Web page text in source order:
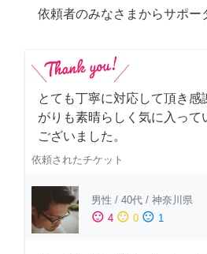
依頼者のみなさまからサポー
とても丁寧に対応して頂き感
がりも素晴らしく気に入って
ございました。
依頼されたチケット
男性 / 40代 / 神奈川県
sentiment_satisfied 4 sentiment_neutral 0 sentiment_dissatisfied 1